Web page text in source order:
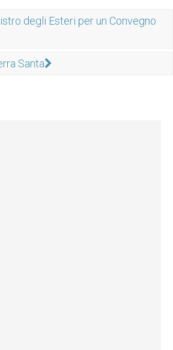
degli Esteri per un Convegno
Santa